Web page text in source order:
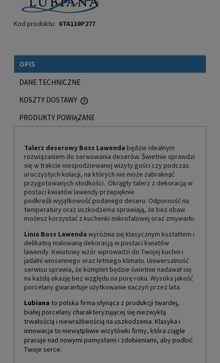
Kod produktu: 6TA110P277
OPIS
DANE TECHNICZNE
KOSZTY DOSTAWY
CENA NIE ZAWIERA EWENTUALNYCH KOSZTÓW PŁATNOŚCI
PRODUKTY POWIĄZANE
Talerz deserowy Boss Lawenda będzie idealnym
rozwiązaniem do serwowania deserów. Świetnie sprawdzi
się w trakcie niespodziewanej wizyty gości czy podczas
uroczystych kolacji, na których nie może zabraknąć
przygotowanych słodkości. Okrągły talerz z dekoracją w
postaci kwiatów lawendy przepięknie
podkreśli wyjątkowość podanego deseru. Odporność na
temperatury oraz uszkodzenia sprawiają, że bez obaw
możesz korzystać z kuchenki mikrofalowej oraz zmywarki.
Linia Boss Lawenda wyróżnia się klasycznym kształtem i
delikatną malowaną dekoracją w postaci kwiatów
lawendy. Kwiatowy wzór wprowadzi do Twojej kuchni i
jadalni wiosennego oraz letniego klimatu. Uniwersalność
serwisu sprawia, że komplet będzie świetnie nadawał się
na każdą okazję bez względu na porę roku. Wysoka jakość
porcelany gwarantuje użytkowanie naczyń przez lata.
Lubiana to polska firma słynąca z produkcji twardej,
białej porcelany charakteryzującej się niezwykłą
trwałością i niewrażliwością na uszkodzenia. Klasyka i
innowacja to niewątpliwie wizytówki firmy, która ciągle
pracuje nad nowymi pomysłami i zdobieniami, aby podbić
Twoje serce.